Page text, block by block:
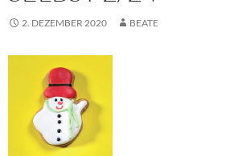
2. DEZEMBER 2020 BEATE